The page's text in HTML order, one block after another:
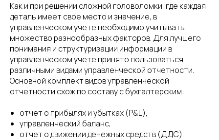
Как и при решении сложной головоломки, где каждая
деталь имеет свое место и значение, в
управленческом учете необходимо учитывать
множество разнообразных факторов. Для лучшего
понимания и структуризации информации в
управленческом учете принято пользоваться
различными видами управленческой отчетности.
Основной комплект видов управленческой
отчетности схож по составу с бухгалтерским:
отчет о прибылях и убытках (P&L),
управленческий баланс,
отчет о движении денежных средств (ДДС).